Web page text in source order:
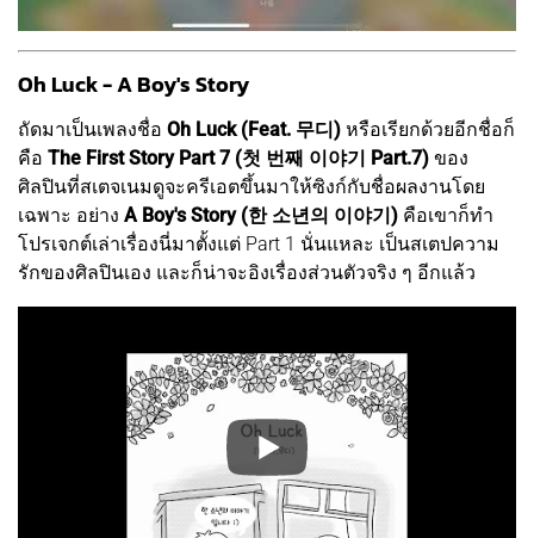
Oh Luck - A Boy's Story
ถัดมาเป็นเพลงชื่อ Oh Luck (Feat. 무디) หรือเรียกด้วยอีกชื่อก็
คือ The First Story Part 7 (첫 번째 이야기 Part.7) ของ
ศิลปินที่สเตจเนมดูจะครีเอตขึ้นมาให้ซิงก์กับชื่อผลงานโดย
เฉพาะ อย่าง A Boy's Story (한 소년의 이야기) คือเขาก็ทำ
โปรเจกต์เล่าเรื่องนี่มาตั้งแต่ Part 1 นั่นแหละ เป็นสเตปความ
รักของศิลปินเอง และก็น่าจะอิงเรื่องส่วนตัวจริง ๆ อีกแล้ว